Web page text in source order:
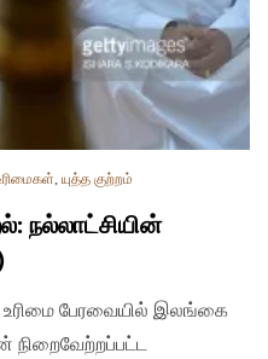
, யுத்த குற்றம்
நல்லாட்சியின்
உரிமை பேரவையில் இலங்கை